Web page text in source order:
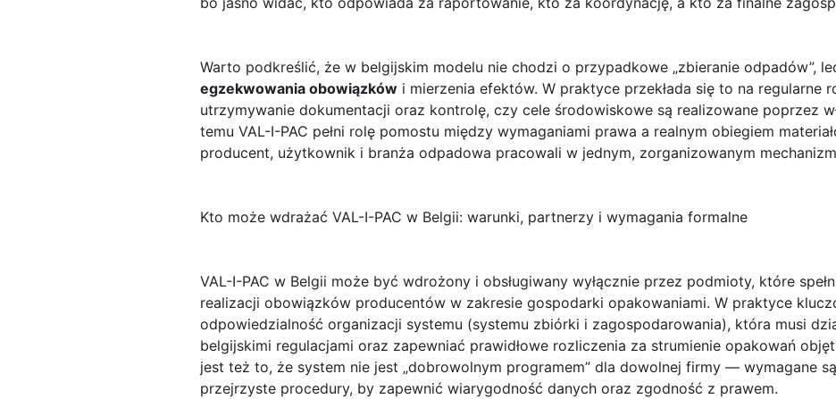
Warto podkreślić, że w belgijskim modelu nie chodzi o przypadkowe „zbieranie odpadów”,
egzekwowania obowiązków i mierzenia efektów. W praktyce przekłada się to na regularne
utrzymywanie dokumentacji oraz kontrolę, czy cele środowiskowe są realizowane poprzez
temu VAL-I-PAC pełni rolę pomostu między wymaganiami prawa a realnym obiegiem
producent, użytkownik i branża odpadowa pracowali w jednym, zorganizowanym
Kto może wdrażać VAL-I-PAC w Belgii: warunki, partnerzy i wymagania formalne
VAL-I-PAC w Belgii może być wdrożony i obsługiwany wyłącznie przez podmioty, które
realizacji obowiązków producentów w zakresie gospodarki opakowaniami. W praktyce
odpowiedzialność organizacji systemu (systemu zbiórki i zagospodarowania), która musi
belgijskimi regulacjami oraz zapewniać prawidłowe rozliczenia za strumienie opakowań
jest też to, że system nie jest „dobrowolnym programem” dla dowolnej firmy — wymagane
przejrzyste procedury, by zapewnić wiarygodność danych oraz zgodność z prawem.